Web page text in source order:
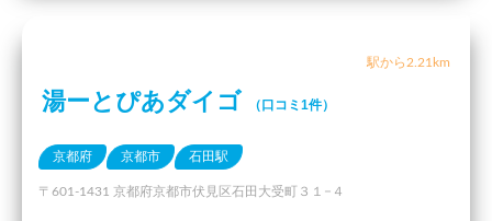
駅から2.21km
湯ーとぴあダイゴ （口コミ1件）
京都府 京都市 石田駅
〒601-1431 京都府京都市伏見区石田大受町３１−４